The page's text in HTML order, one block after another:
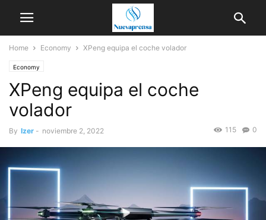
Home Economy XPeng equipa el coche volador
Economy
XPeng equipa el coche
volador
By Izer - noviembre 2, 2022 0
115